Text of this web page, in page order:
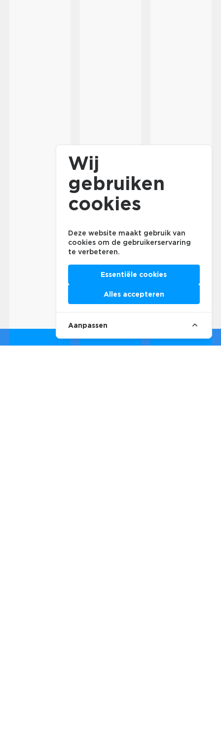
Wij
gebruiken
cookies
Deze website maakt gebruik van
cookies om de gebruikerservaring
te verbeteren.
Essentiële cookies
Alles accepteren
Aanpassen